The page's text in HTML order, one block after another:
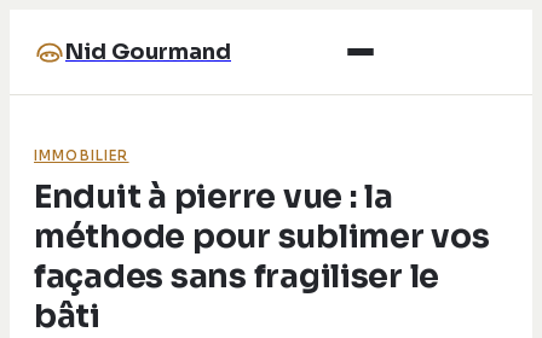
Nid Gourmand
IMMOBILIER
Enduit à pierre vue : la
méthode pour sublimer vos
façades sans fragiliser le
bâti